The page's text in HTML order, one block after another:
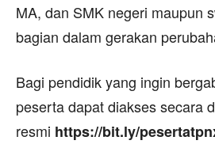
MA, dan SMK negeri maupun
bagian dalam gerakan
Bagi pendidik yang ingin
peserta dapat diakses secara
resmi https://bit.ly/